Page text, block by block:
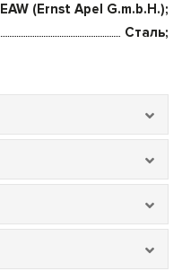
EAW (Ernst Apel G.m.b.H.);
Сталь;